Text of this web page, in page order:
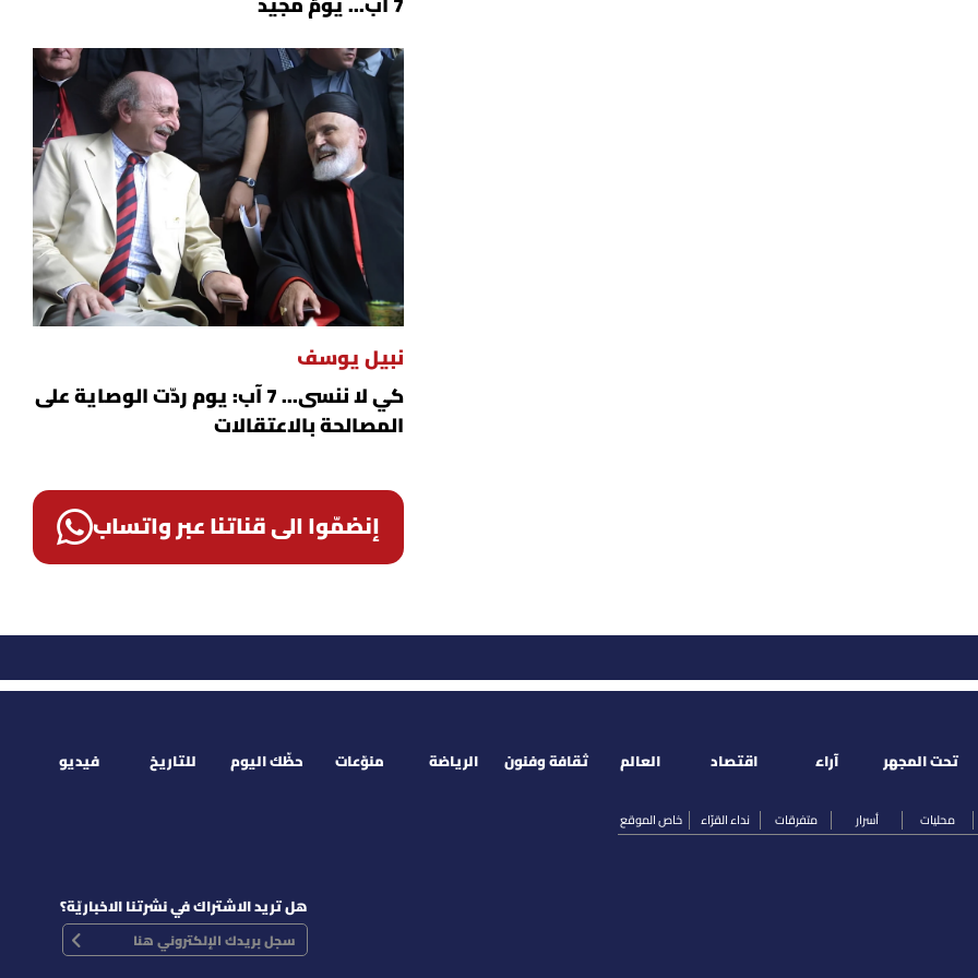
نبيل يوسف
كي لا ننسى... 7 آب: يوم ردّت الوصاية على
المصالحة بالاعتقالات
إنضمّوا الى قناتنا عبر واتساب
محليات أسرار متفرقات نداء القرّاء خاص الموقع
تحت المجهر آراء اقتصاد العالم ثقافة وفنون الرياضة منوّعات حظّك اليوم للتاريخ فيديو
هل تريد الاشتراك في نشرتنا الاخباريّة؟